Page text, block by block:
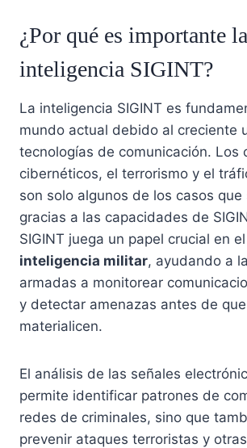
¿Por qué es importante la
inteligencia SIGINT?
La inteligencia SIGINT es
mundo actual debido al creciente
tecnologías de comunicación. Los
cibernéticos, el terrorismo y el
son solo algunos de los casos que
gracias a las capacidades de
SIGINT juega un papel crucial en
inteligencia militar, ayudando a
armadas a monitorear
y detectar amenazas antes de
materialicen.
El análisis de las señales
permite identificar patrones de
redes de criminales, sino que
prevenir ataques terroristas y